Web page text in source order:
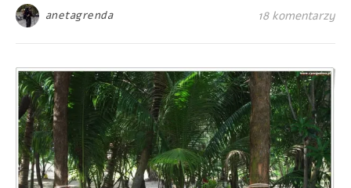
anetagrenda 18 komentarzy